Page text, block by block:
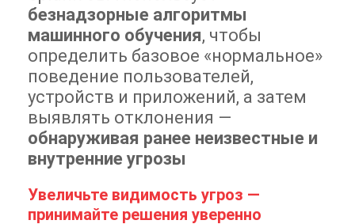
безнадзорные алгоритмы
машинного обучения, чтобы
определить базовое «нормальное»
поведение пользователей,
устройств и приложений, а затем
выявлять отклонения —
обнаруживая ранее неизвестные и
внутренние угрозы
Увеличьте видимость угроз —
принимайте решения уверенно